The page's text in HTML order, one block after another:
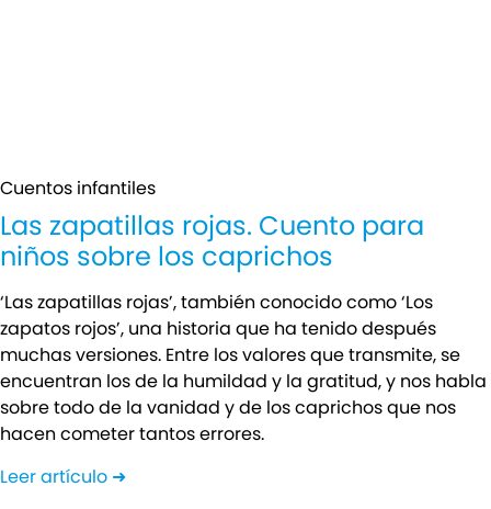
Cuentos infantiles
Las zapatillas rojas. Cuento para
niños sobre los caprichos
‘Las zapatillas rojas’, también conocido como ‘Los
zapatos rojos’, una historia que ha tenido después
muchas versiones. Entre los valores que transmite, se
encuentran los de la humildad y la gratitud, y nos habla
sobre todo de la vanidad y de los caprichos que nos
hacen cometer tantos errores.
Leer artículo ➜